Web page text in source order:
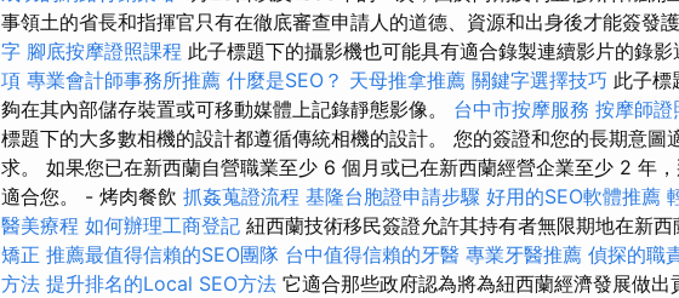
事領土的省長和指揮官只有在徹底審查申請人的道德、資源和出身後才能簽發
字 腳底按摩證照課程 此子標題下的攝影機也可能具有適合錄製連續影片的錄影
項 專業會計師事務所推薦 什麼是SEO？ 天母推拿推薦 關鍵字選擇技巧 此子標
夠在其內部儲存裝置或可移動媒體上記錄靜態影像。 台中市按摩服務 按摩師證
標題下的大多數相機的設計都遵循傳統相機的設計。 您的簽證和您的長期意圖
求。 如果您已在新西蘭自營職業至少 6 個月或已在新西蘭經營企業至少 2 年
適合您。 - 烤肉餐飲 抓姦蒐證流程 基隆台胞證申請步驟 好用的SEO軟體推薦
醫美療程 如何辦理工商登記 紐西蘭技術移民簽證允許其持有者無限期地在新西
矯正 推薦最值得信賴的SEO團隊 台中值得信賴的牙醫 專業牙醫推薦 偵探的職
方法 提升排名的Local SEO方法 它適合那些政府認為將為紐西蘭經濟發展做出